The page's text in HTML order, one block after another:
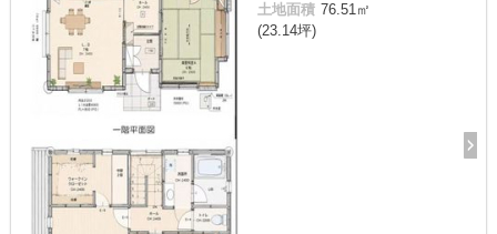
土地面積 76.51㎡
(23.14坪)